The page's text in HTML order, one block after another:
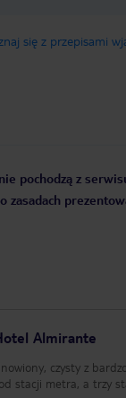
się z przepisami
pochodzą z
Almirante
czysty z
stacji metra, a trzy